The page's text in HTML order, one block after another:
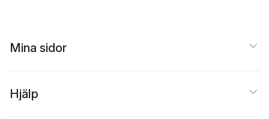
Mina sidor
Hjälp